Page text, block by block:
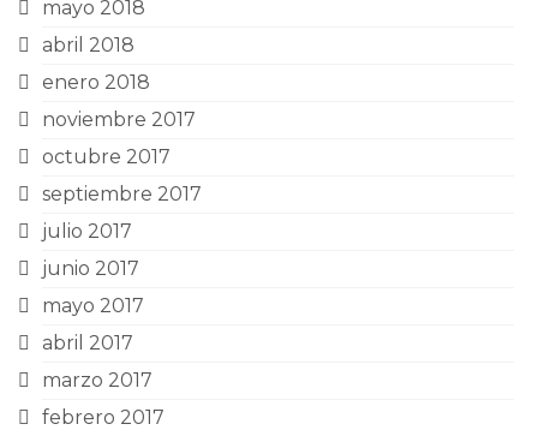
mayo 2018
abril 2018
enero 2018
noviembre 2017
octubre 2017
septiembre 2017
julio 2017
junio 2017
mayo 2017
abril 2017
marzo 2017
febrero 2017